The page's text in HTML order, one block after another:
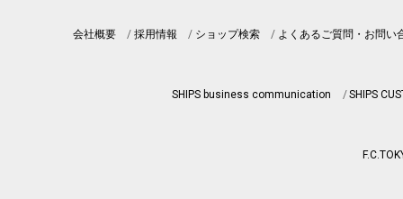
会社概要 採用情報 ショップ検索 よくあるご質問・お問い
SHIPS business communication SHIPS